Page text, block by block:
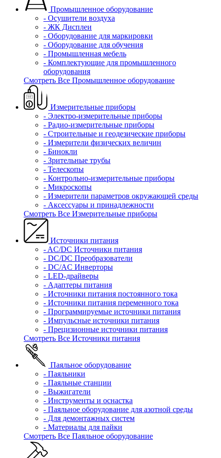
Промышленное оборудование
- Осушители воздуха
- ЖК Дисплеи
- Оборудование для маркировки
- Оборудование для обучения
- Промышленная мебель
- Комплектующие для промышленного
оборудования
Смотреть Все Промышленное оборудование
Измерительные приборы
- Электро-измерительные приборы
- Радио-измерительные приборы
- Строительные и геодезические приборы
- Измерители физических величин
- Бинокли
- Зрительные трубы
- Телескопы
- Контрольно-измерительные приборы
- Микроскопы
- Измерители параметров окружающей среды
- Аксессуары и принадлежности
Смотреть Все Измерительные приборы
Источники питания
- AC/DC Источники питания
- DC/DC Преобразователи
- DC/AC Инверторы
- LED-драйверы
- Адаптеры питания
- Источники питания постоянного тока
- Источники питания переменного тока
- Программируемые источники питания
- Импульсные источники питания
- Прецизионные источники питания
Смотреть Все Источники питания
Паяльное оборудование
- Паяльники
- Паяльные станции
- Выжигатели
- Инструменты и оснастка
- Паяльное оборудование для азотной среды
- Для демонтажных систем
- Материалы для пайки
Смотреть Все Паяльное оборудование